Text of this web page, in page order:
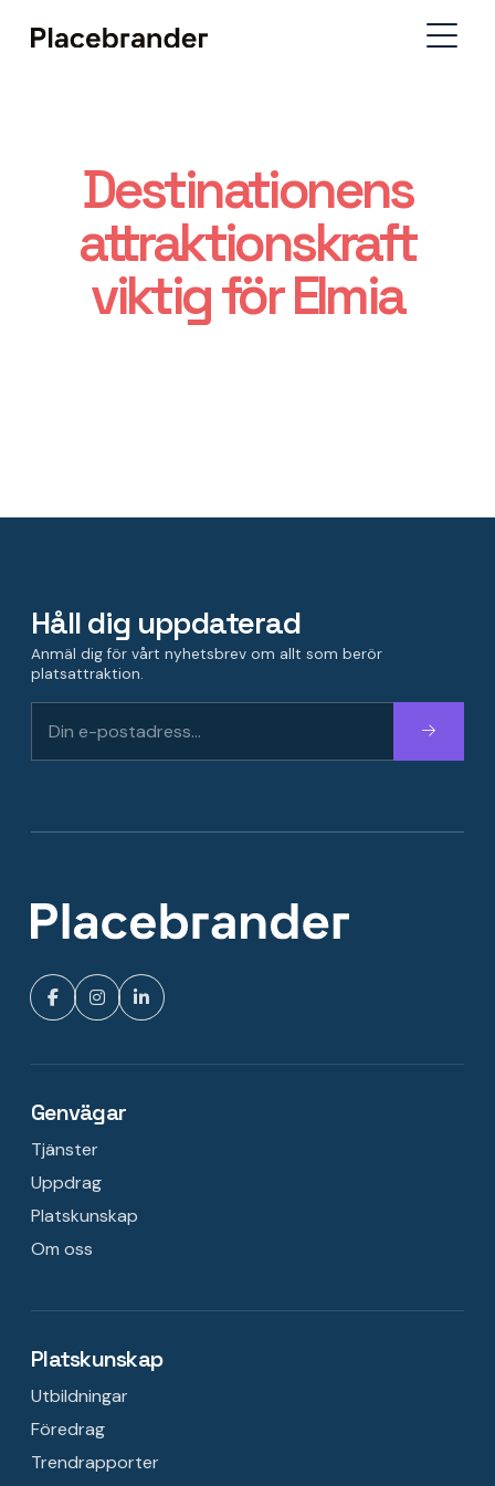
Destinationens
attraktionskraft
viktig för Elmia
Håll dig uppdaterad
Anmäl dig för vårt nyhetsbrev om allt som berör
platsattraktion.
Fortsätt
Genvägar
Tjänster
Uppdrag
Platskunskap
Om oss
Platskunskap
Utbildningar
Föredrag
Trendrapporter